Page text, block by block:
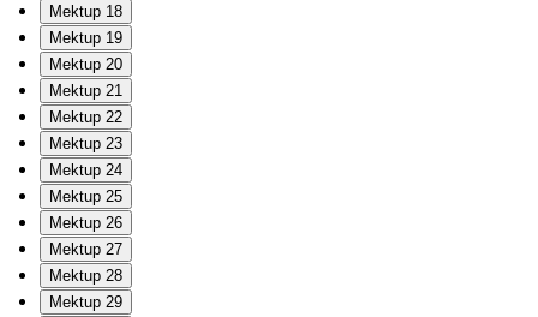
Mektup 18
Mektup 19
Mektup 20
Mektup 21
Mektup 22
Mektup 23
Mektup 24
Mektup 25
Mektup 26
Mektup 27
Mektup 28
Mektup 29